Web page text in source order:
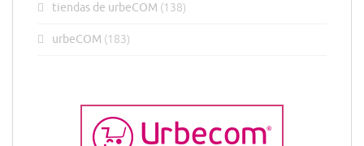
tiendas de urbeCOM (138)
urbeCOM (183)